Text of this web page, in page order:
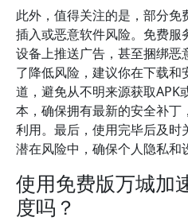
此外，值得关注的是，部分
插入或恶意软件风险。免费服
设备上推送广告，甚至捆绑恶
了降低风险，建议你在下载
道，避免从不明来源获取APK
本，确保拥有最新的安全补丁
利用。最后，使用完毕后及时
潜在风险中，确保个人隐私和
使用免费版万城加
度吗？